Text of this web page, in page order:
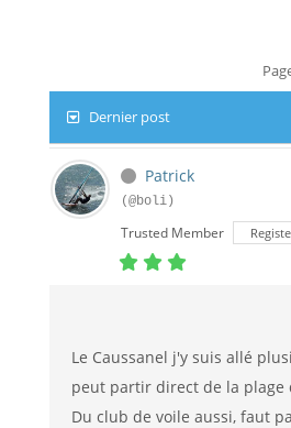
Dernier post
Patrick
(@boli)
Trusted Member
Le Caussanel j'y suis allé
peut partir direct de la plage
Du club de voile aussi, faut